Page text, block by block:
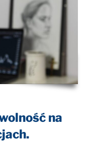
na